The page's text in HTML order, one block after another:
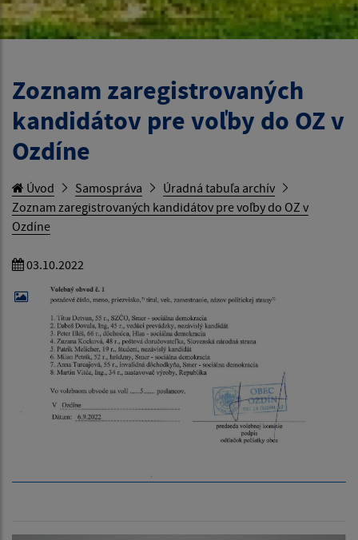
Zoznam zaregistrovaných
kandidátov pre voľby do OZ v
Ozdíne
Úvod Samospráva
Úradná tabuľa archív
Zoznam zaregistrovaných kandidátov pre voľby do OZ v
Ozdíne
03.10.2022